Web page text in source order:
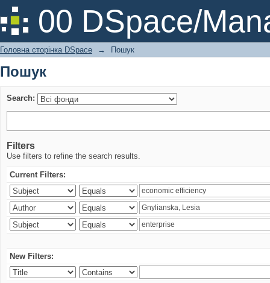
00 DSpace/
Пошук
Головна сторінка DSpace → Пошук
Пошук
Search:
Filters
Use filters to refine the search results.
Current Filters:
New Filters: